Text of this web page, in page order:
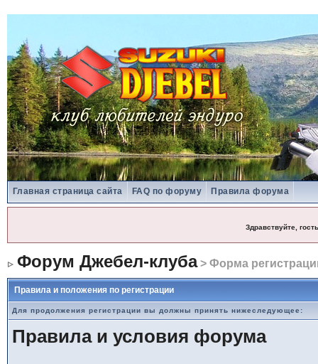
Главная страница сайта FAQ по форуму Правила форума
Здравствуйте, гость
Форум Джебел-клуба> Форма
Правила и положения по регистрации
Для продолжения регистрации вы должны принять нижеследующее:
Правила и условия форума